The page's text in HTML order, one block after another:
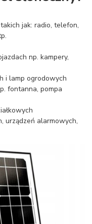
jak: radio, telefon,
np. kampery,
i lamp ogrodowych
fontanna, pompa
urządzeń alarmowych,